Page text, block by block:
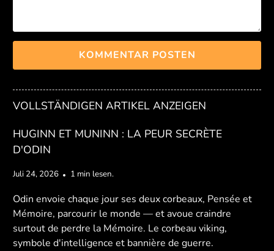
VOLLSTÄNDIGEN ARTIKEL ANZEIGEN
HUGINN ET MUNINN : LA PEUR SECRÈTE
D'ODIN
Juli 24, 2026 1 min lesen.
Odin envoie chaque jour ses deux corbeaux, Pensée et
Mémoire, parcourir le monde — et avoue craindre
surtout de perdre la Mémoire. Le corbeau viking,
symbole d'intelligence et bannière de guerre.